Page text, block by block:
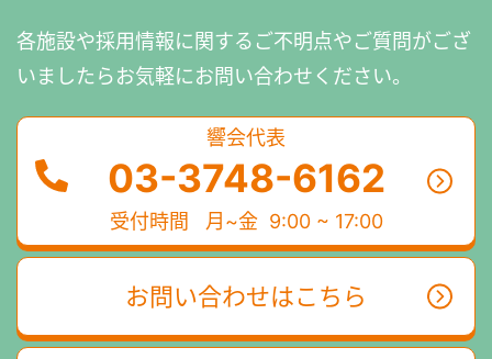
各施設や採用情報に関するご不明点やご質問がござ
いましたらお気軽にお問い合わせください。
響会代表
03-3748-6162
受付時間 月~金 9:00 ~ 17:00
お問い合わせはこちら